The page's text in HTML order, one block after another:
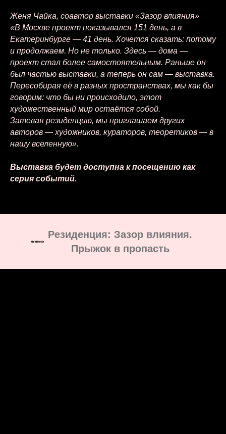
Женя Чайка, соавтор выставки «Зазор влияния»
«В Москве проект показывался 151 день, а в
Екатеринбурге — 41 день. Хочется сказать: потому
и продолжаем. Но не только. Здесь — дома —
проект стал более самостоятельным. Раньше он
был частью выставки, а теперь он сам — выставка.
Пересобирая её в разных пространствах, мы как бы
говорим: что бы ни происходило, этот
художественный мир остаётся собой.
Затевая резиденцию, мы приглашаем других
авторов — художников, кураторов, теоретиков — в
нашу вселенную».
Выставка будет доступна к посещению как
серия событий.
Резиденция: Зазор влияния.
Прыжок в пропасть